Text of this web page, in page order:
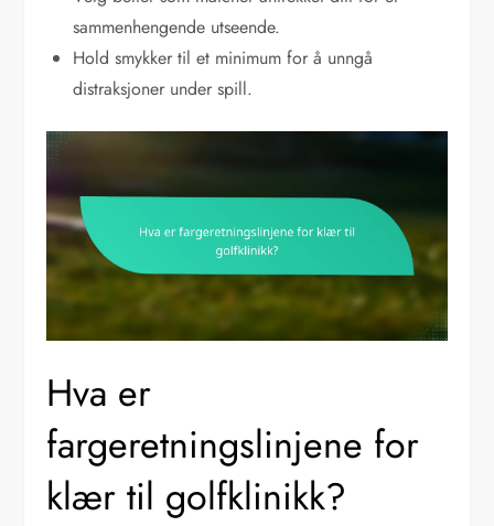
sammenhengende utseende.
Hold smykker til et minimum for å unngå
distraksjoner under spill.
Hva er
fargeretningslinjene for
klær til golfklinikk?